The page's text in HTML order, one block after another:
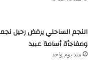
النجم الساحلي يرفض رحيل
ومفاجأة أسامة عبيد
منذ يوم واحد